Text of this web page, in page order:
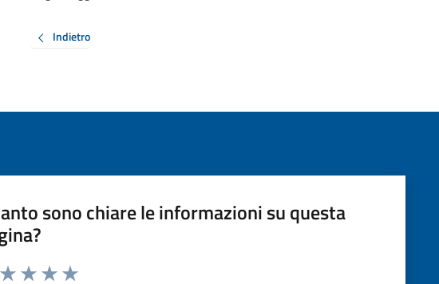
Indietro
sono chiare le informazioni su questa
da 1 a 5 stelle la pagina